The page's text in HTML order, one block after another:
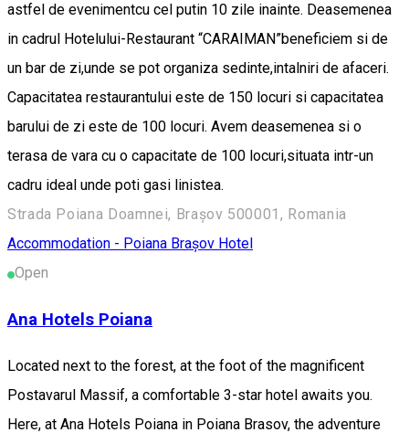
astfel de evenimentcu cel putin 10 zile inainte. Deasemenea
in cadrul Hotelului-Restaurant “CARAIMAN”beneficiem si de
un bar de zi,unde se pot organiza sedinte,intalniri de afaceri.
Capacitatea restaurantului este de 150 locuri si capacitatea
barului de zi este de 100 locuri. Avem deasemenea si o
terasa de vara cu o capacitate de 100 locuri,situata intr-un
cadru ideal unde poti gasi linistea.
Strada Poiana Doamnei, Brașov 500001, Romania
Accommodation - Poiana Brașov Hotel
Open
Ana Hotels Poiana
Located next to the forest, at the foot of the magnificent
Postavarul Massif, a comfortable 3-star hotel awaits you.
Here, at Ana Hotels Poiana in Poiana Brasov, the adventure